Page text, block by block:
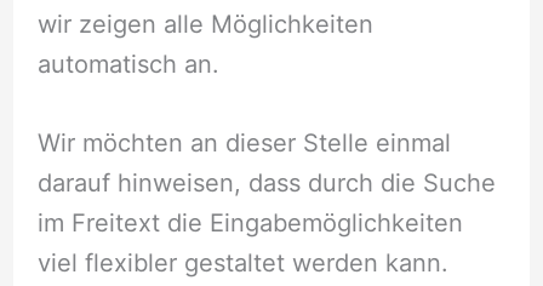
wir zeigen alle Möglichkeiten
automatisch an.
Wir möchten an dieser Stelle einmal
darauf hinweisen, dass durch die Suche
im Freitext die Eingabemöglichkeiten
viel flexibler gestaltet werden kann.